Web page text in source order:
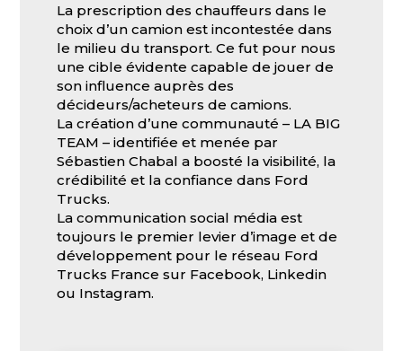
La prescription des chauffeurs dans le
choix d’un camion est incontestée dans
le milieu du transport. Ce fut pour nous
une cible évidente capable de jouer de
son influence auprès des
décideurs/acheteurs de camions.
La création d’une communauté – LA BIG
TEAM – identifiée et menée par
Sébastien Chabal a boosté la visibilité, la
crédibilité et la confiance dans Ford
Trucks.
La communication social média est
toujours le premier levier d’image et de
développement pour le réseau Ford
Trucks France sur Facebook, Linkedin
ou Instagram.